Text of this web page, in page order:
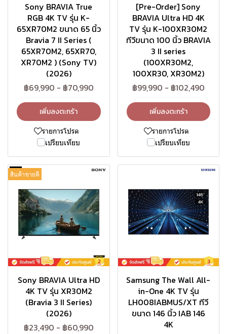
Sony BRAVIA True
RGB 4K TV รุ่น K-
65XR70M2 ขนาด 65 นิ้ว
Bravia 7 II Series (
65XR70M2, 65XR70,
XR70M2 ) (Sony TV)
(2026)
฿69,990 - ฿70,990
เพิ่มลงตะกร้า
รายการโปรด
เปรียบเทียบ
[Pre-Order] Sony
BRAVIA Ultra HD 4K
TV รุ่น K-100XR30M2
ทีวีขนาด 100 นิ้ว BRAVIA
3 II series
(100XR30M2,
100XR30, XR30M2)
฿99,990 - ฿102,490
เพิ่มลงตะกร้า
รายการโปรด
เปรียบเทียบ
สินค้าขายดี
Sony BRAVIA Ultra HD
4K TV รุ่น XR30M2
(Bravia 3 II Series)
(2026)
฿23,490 - ฿60,990
Samsung The Wall All-
in-One 4K TV รุ่น
LH008IABMUS/XT ทีวี
ขนาด 146 นิ้ว IAB 146
4K